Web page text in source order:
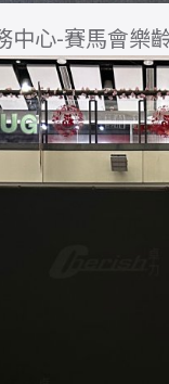
中心-賽馬會樂